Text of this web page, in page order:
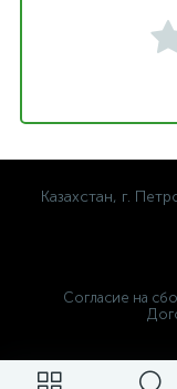
Казахстан, г.
Согласие на